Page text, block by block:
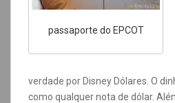
passaporte do EPCOT
verdade por Disney Dólares. O
como qualquer nota de dólar.